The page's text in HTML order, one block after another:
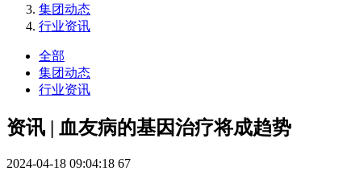
集团动态
行业资讯
全部
集团动态
行业资讯
资讯 | 血友病的基因治疗将成趋势
2024-04-18 09:04:18 67